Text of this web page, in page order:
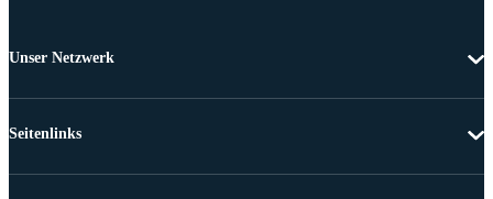
Unser Netzwerk
Seitenlinks